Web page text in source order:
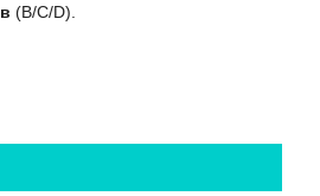
(B/C/D).